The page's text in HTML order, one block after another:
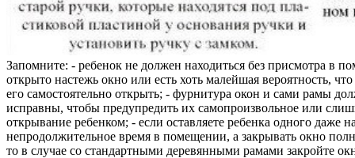
Запомните: - ребенок не должен находиться без присмотра в
открыто настежь окно или есть хоть малейшая вероятность,
его самостоятельно открыть; - фурнитура окон и сами рамы
исправны, чтобы предупредить их самопроизвольное или
открывание ребенком; - если оставляете ребенка одного даже
непродолжительное время в помещении, а закрывать окно
то в случае со стандартными деревянными рамами закройте